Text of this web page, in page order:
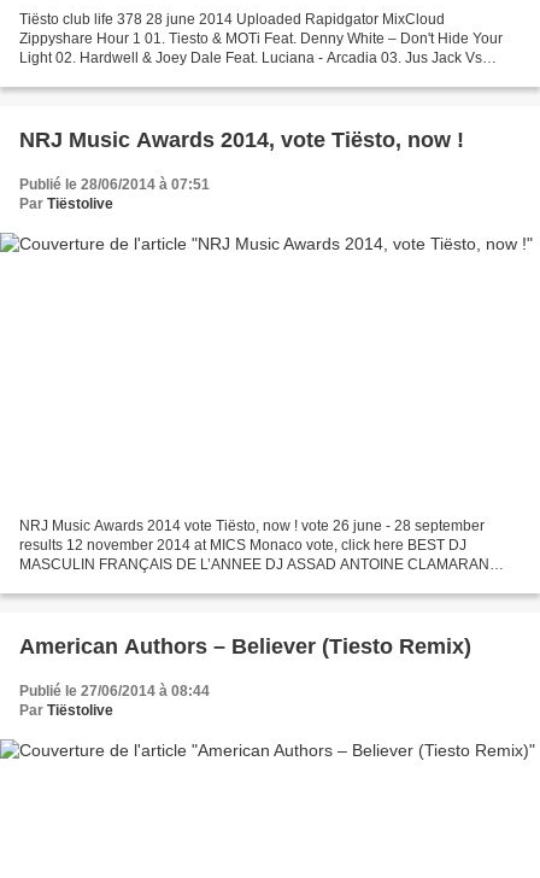
Tiësto club life 378 28 june 2014 Uploaded Rapidgator MixCloud
Zippyshare Hour 1 01. Tiesto & MOTi Feat. Denny White – Don't Hide Your
Light 02. Hardwell & Joey Dale Feat. Luciana - Arcadia 03. Jus Jack Vs
NRJ Music Awards 2014, vote Tiësto, now !
Publié le 28/06/2014 à 07:51
Par Tiëstolive
NRJ Music Awards 2014 vote Tiësto, now ! vote 26 june - 28 september
results 12 november 2014 at MICS Monaco vote, click here BEST DJ
MASCULIN FRANÇAIS DE L’ANNEE DJ ASSAD ANTOINE CLAMARAN
INTERNATIONAL...
American Authors – Believer (Tiesto Remix)
Publié le 27/06/2014 à 08:44
Par Tiëstolive